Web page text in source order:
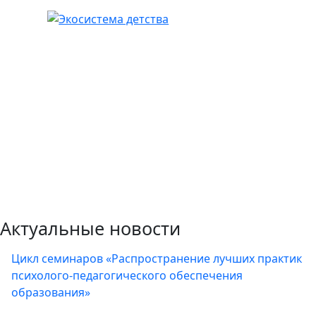
Актуальные новости
Цикл семинаров «Распространение лучших практик
психолого-педагогического обеспечения
образования»